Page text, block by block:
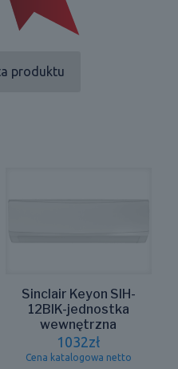
produktu
Sinclair Keyon SIH-
12BIK-jednostka
wewnętrzna
1032zł
Cena katalogowa netto